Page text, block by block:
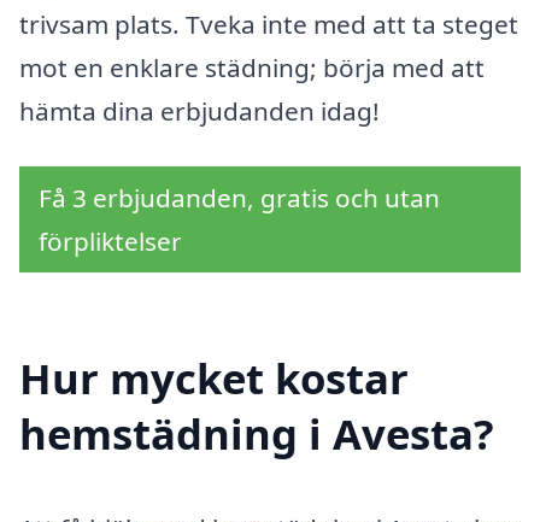
trivsam plats. Tveka inte med att ta steget
mot en enklare städning; börja med att
hämta dina erbjudanden idag!
Få 3 erbjudanden, gratis och utan
förpliktelser
Hur mycket kostar
hemstädning i Avesta?